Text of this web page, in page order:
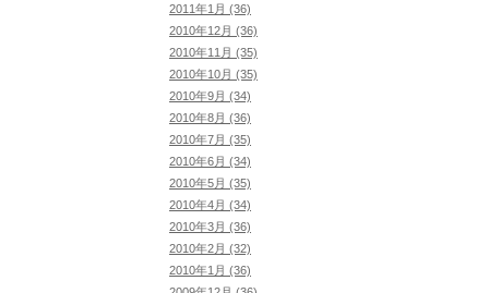
2011年1月 (36)
2010年12月 (36)
2010年11月 (35)
2010年10月 (35)
2010年9月 (34)
2010年8月 (36)
2010年7月 (35)
2010年6月 (34)
2010年5月 (35)
2010年4月 (34)
2010年3月 (36)
2010年2月 (32)
2010年1月 (36)